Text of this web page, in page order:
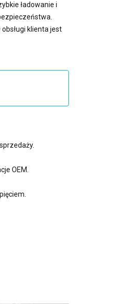
ładowanie i
klienta jest
OEM.